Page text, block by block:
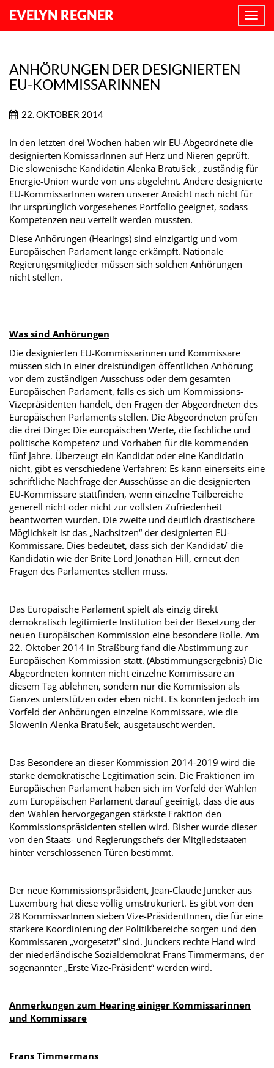
EVELYN REGNER
ANHÖRUNGEN DER DESIGNIERTEN
EU-KOMMISSARINNEN
22. OKTOBER 2014
In den letzten drei Wochen haben wir EU-Abgeordnete die
designierten KomissarInnen auf Herz und Nieren geprüft.
Die slowenische Kandidatin Alenka Bratušek , zuständig für
Energie-Union wurde von uns abgelehnt. Andere designierte
EU-KommissarInnen waren unserer Ansicht nach nicht für
ihr ursprünglich vorgesehenes Portfolio geeignet, sodass
Kompetenzen neu verteilt werden mussten.
Diese Anhörungen (Hearings) sind einzigartig und vom
Europäischen Parlament lange erkämpft. Nationale
Regierungsmitglieder müssen sich solchen Anhörungen
nicht stellen.
Was sind Anhörungen
Die designierten EU-Kommissarinnen und Kommissare
müssen sich in einer dreistündigen öffentlichen Anhörung
vor dem zuständigen Ausschuss oder dem gesamten
Europäischen Parlament, falls es sich um Kommissions-
Vizepräsidenten handelt, den Fragen der Abgeordneten des
Europäischen Parlaments stellen. Die Abgeordneten prüfen
die drei Dinge: Die europäischen Werte, die fachliche und
politische Kompetenz und Vorhaben für die kommenden
fünf Jahre. Überzeugt ein Kandidat oder eine Kandidatin
nicht, gibt es verschiedene Verfahren: Es kann einerseits eine
schriftliche Nachfrage der Ausschüsse an die designierten
EU-Kommissare stattfinden, wenn einzelne Teilbereiche
generell nicht oder nicht zur vollsten Zufriedenheit
beantworten wurden. Die zweite und deutlich drastischere
Möglichkeit ist das „Nachsitzen“ der designierten EU-
Kommissare. Dies bedeutet, dass sich der Kandidat/ die
Kandidatin wie der Brite Lord Jonathan Hill, erneut den
Fragen des Parlamentes stellen muss.
Das Europäische Parlament spielt als einzig direkt
demokratisch legitimierte Institution bei der Besetzung der
neuen Europäischen Kommission eine besondere Rolle. Am
22. Oktober 2014 in Straßburg fand die Abstimmung zur
Europäischen Kommission statt. (Abstimmungsergebnis) Die
Abgeordneten konnten nicht einzelne Kommissare an
diesem Tag ablehnen, sondern nur die Kommission als
Ganzes unterstützen oder eben nicht. Es konnten jedoch im
Vorfeld der Anhörungen einzelne Kommissare, wie die
Slowenin Alenka Bratušek, ausgetauscht werden.
Das Besondere an dieser Kommission 2014-2019 wird die
starke demokratische Legitimation sein. Die Fraktionen im
Europäischen Parlament haben sich im Vorfeld der Wahlen
zum Europäischen Parlament darauf geeinigt, dass die aus
den Wahlen hervorgegangen stärkste Fraktion den
Kommissionspräsidenten stellen wird. Bisher wurde dieser
von den Staats- und Regierungschefs der Mitgliedstaaten
hinter verschlossenen Türen bestimmt.
Der neue Kommissionspräsident, Jean-Claude Juncker aus
Luxemburg hat diese völlig umstrukuriert. Es gibt von den
28 KommissarInnen sieben Vize-PräsidentInnen, die für eine
stärkere Koordinierung der Politikbereiche sorgen und den
Kommissaren „vorgesetzt“ sind. Junckers rechte Hand wird
der niederländische Sozialdemokrat Frans Timmermans, der
sogenannter „Erste Vize-Präsident“ werden wird.
Anmerkungen zum Hearing einiger Kommissarinnen
und Kommissare
Frans Timmermans